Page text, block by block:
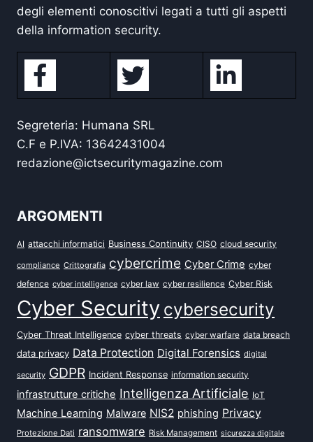
degli elementi conoscitivi legati a tutti gli aspetti
della information security.
Segreteria: Humana SRL
C.F e P.IVA: 13642431004
redazione@ictsecuritymagazine.com
ARGOMENTI
AI attacchi informatici Business Continuity CISO cloud security
compliance Crittografia cybercrime Cyber Crime cyber
defence cyber intelligence cyber law cyber resilience Cyber Risk
Cyber Security cybersecurity
Cyber Threat Intelligence cyber threats cyber warfare data breach
data privacy Data Protection Digital Forensics digital
security GDPR Incident Response information security
infrastrutture critiche Intelligenza Artificiale IoT
Machine Learning Malware NIS2 phishing Privacy
Protezione Dati ransomware Risk Management sicurezza digitale